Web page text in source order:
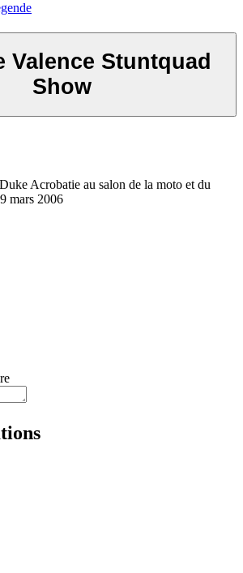
Valence Stuntquad
Show
Acrobatie au salon de la moto et du
mars 2006